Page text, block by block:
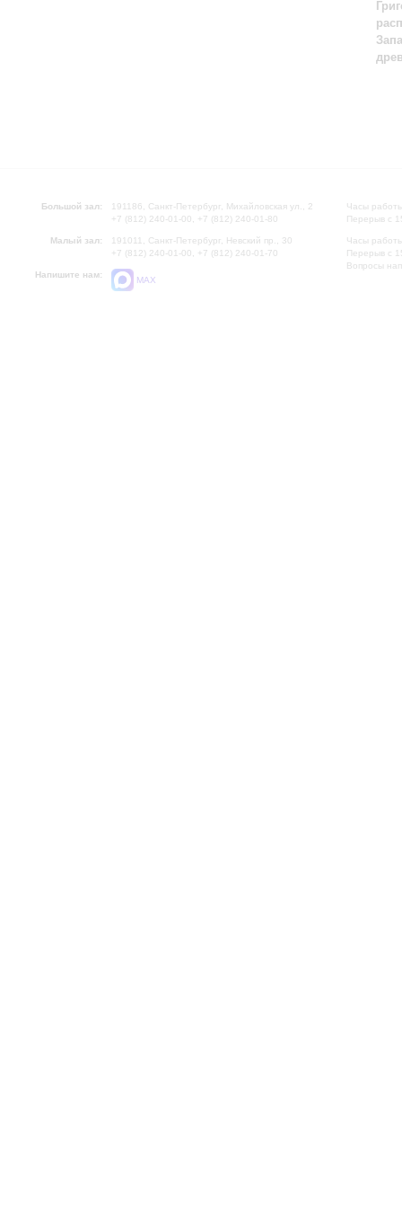
Большой зал:
191186, Санкт-Петербург, Михайловская ул., 2
+7 (812) 240-01-00, +7 (812) 240-01-80
Малый зал:
191011, Санкт-Петербург, Невский пр., 30
+7 (812) 240-01-00, +7 (812) 240-01-70
Напишите нам:
MAX
Часы
Перерыв с
Часы
Перерыв с
Вопросы